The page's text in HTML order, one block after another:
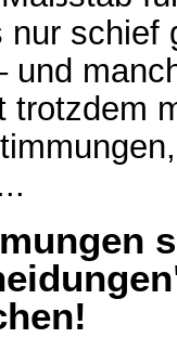
schief
und
trotzdem